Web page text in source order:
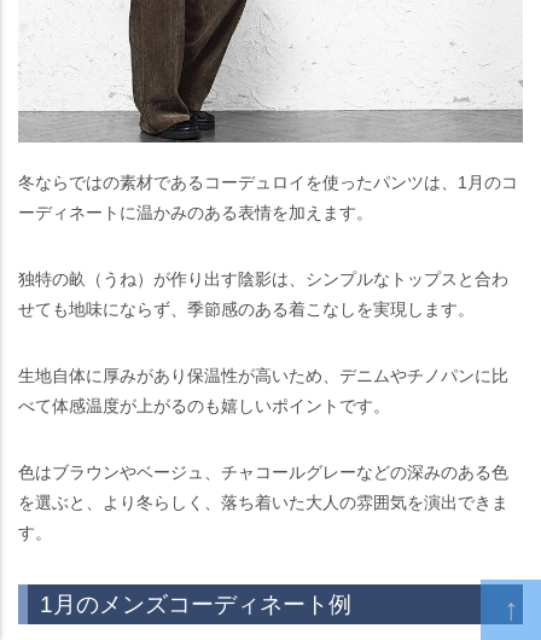
冬ならではの素材であるコーデュロイを使ったパンツは、1月のコ
ーディネートに温かみのある表情を加えます。
独特の畝（うね）が作り出す陰影は、シンプルなトップスと合わ
せても地味にならず、季節感のある着こなしを実現します。
生地自体に厚みがあり保温性が高いため、デニムやチノパンに比
べて体感温度が上がるのも嬉しいポイントです。
色はブラウンやベージュ、チャコールグレーなどの深みのある色
を選ぶと、より冬らしく、落ち着いた大人の雰囲気を演出できま
す。
1月のメンズコーディネート例